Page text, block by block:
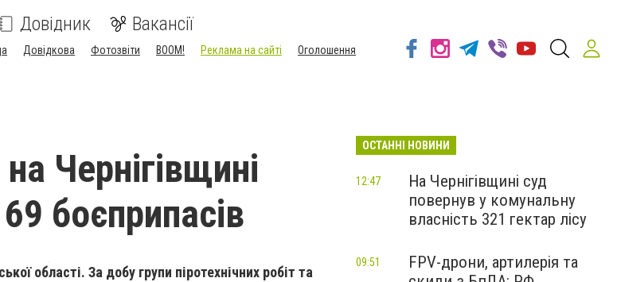
Довідник Вакансії
Довідкова Фотозвіти BOOM! Реклама на сайті
Оголошення
Чернігівщині
боєприпасів
області. За добу групи піротехнічних робіт та
ОСТАННІ НОВИНИ
На Чернігівщині суд
повернув у комунальну
власність 321 гектар лісу
12:47
FPV-дрони, артилерія та
09:51